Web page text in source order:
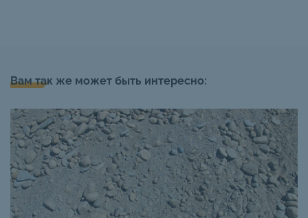
Вам так же может быть интересно: